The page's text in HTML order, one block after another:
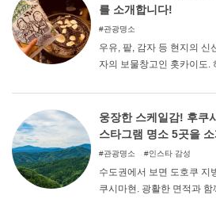
와 고기의 감칠맛이 입안
있을 것 같다. 이번 기사에
를 소개합니다!
관광명소
우유, 팥, 감자 등 현지의 신
자의 보물창고인 홋카이도.
떤 것을 먹어야 할지 모르
는 홋카이도 과자를 소개
디저트 선택에 도움이 되길
웅장한 스케일감! 후쿠
스타그램 명소 5곳을
관광명소 인스타 감성
수도권에서 보면 도호쿠 지
쿠시마현. 광활한 면적과